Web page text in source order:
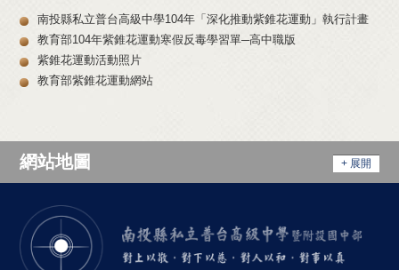
南投縣私立普台高級中學104年「深化推動紫錐花運動」執行計畫
教育部104年紫錐花運動寒假反毒學習單─高中職版
紫錐花運動活動照片
教育部紫錐花運動網站
網站地圖 + 展開